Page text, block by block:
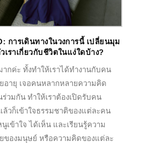
การเดินทางในวงการนี้ เปลี่ยนมุม
เราเกี่ยวกับชีวิตในแง่ใดบ้าง?
ากค่ะ ทั้งทำให้เราได้ทำงานกับคน
อายุ เจอคนหลากหลายความคิด
ร่วมกัน ทำให้เราต้องเปิดรับคน
ล้วก็เข้าใจธรรมชาติของแต่ละคน
นูเข้าใจ ได้เห็น และเรียนรู้ความ
ของมนุษย์ หรือความคิดของแต่ละ